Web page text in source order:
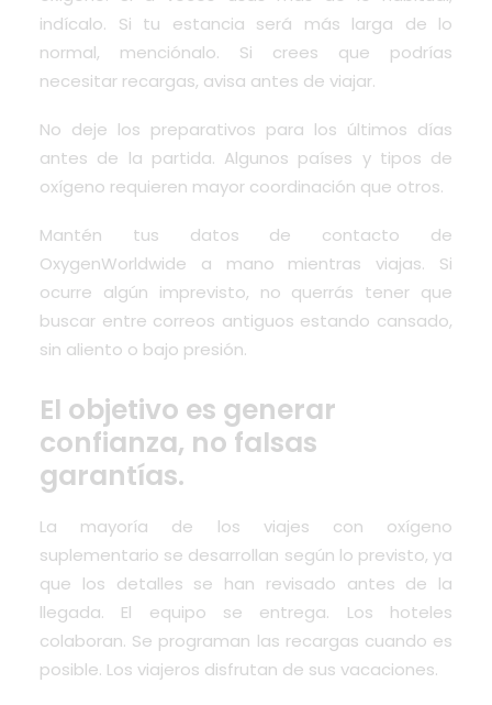
indícalo. Si tu estancia será más larga de lo
normal, menciónalo. Si crees que podrías
necesitar recargas, avisa antes de viajar.
No deje los preparativos para los últimos días
antes de la partida. Algunos países y tipos de
oxígeno requieren mayor coordinación que otros.
Mantén tus datos de contacto de
OxygenWorldwide a mano mientras viajas. Si
ocurre algún imprevisto, no querrás tener que
buscar entre correos antiguos estando cansado,
sin aliento o bajo presión.
El objetivo es generar
confianza, no falsas
garantías.
La mayoría de los viajes con oxígeno
suplementario se desarrollan según lo previsto, ya
que los detalles se han revisado antes de la
llegada. El equipo se entrega. Los hoteles
colaboran. Se programan las recargas cuando es
posible. Los viajeros disfrutan de sus vacaciones.